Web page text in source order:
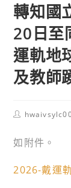
轉知國
20日至
運軌地
及教師
Post
如附件。
2026-戴運